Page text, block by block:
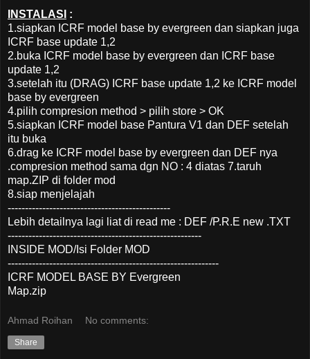
INSTALASI :
1.siapkan ICRF model base by evergreen dan siapkan juga
ICRF base update 1,2
2.buka ICRF model base by evergreen dan ICRF base
update 1,2
3.setelah itu (DRAG) ICRF base update 1,2 ke ICRF model
base by evergreen
4.pilih compresion method > pilih store > OK
5.siapkan ICRF model base Pantura V1 dan DEF setelah
itu buka
6.drag ke ICRF model base by evergreen dan DEF nya
.compresion method sama dgn NO : 4 diatas 7.taruh
map.ZIP di folder mod
8.siap menjelajah
-----------------------------------------------
Lebih detailnya lagi liat di read me : DEF /P.R.E new .TXT
--------------------------------------------------------
INSIDE MOD/Isi Folder MOD
-------------------------------------------------------------
ICRF MODEL BASE BY Evergreen
Map.zip
Ahmad Roihan No comments:
Share